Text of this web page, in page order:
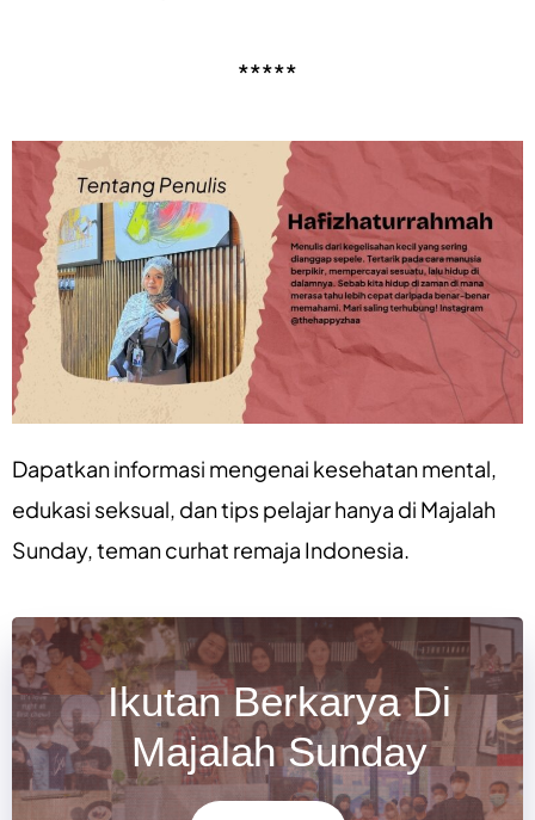
*****
Dapatkan informasi mengenai kesehatan mental,
edukasi seksual, dantips pelajarhanya di Majalah
Sunday, teman curhat remaja Indonesia.
Ikutan Berkarya Di
Majalah Sunday